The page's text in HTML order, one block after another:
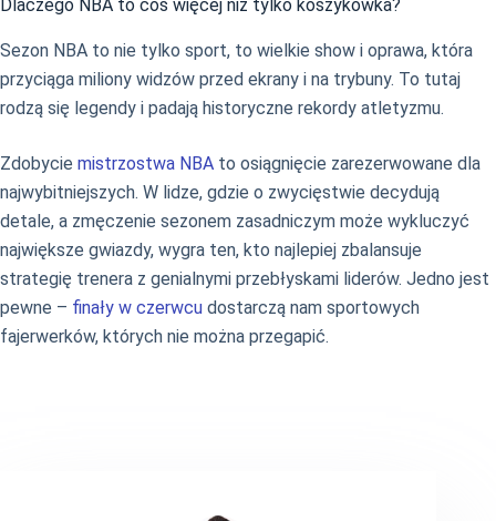
Dlaczego NBA to coś więcej niż tylko koszykówka?
Sezon NBA to nie tylko sport, to wielkie show i oprawa, która
przyciąga miliony widzów przed ekrany i na trybuny. To tutaj
rodzą się legendy i padają historyczne rekordy atletyzmu.
Zdobycie mistrzostwa NBA to osiągnięcie zarezerwowane dla
najwybitniejszych. W lidze, gdzie o zwycięstwie decydują
detale, a zmęczenie sezonem zasadniczym może wykluczyć
największe gwiazdy, wygra ten, kto najlepiej zbalansuje
strategię trenera z genialnymi przebłyskami liderów. Jedno jest
pewne – finały w czerwcu dostarczą nam sportowych
fajerwerków, których nie można przegapić.